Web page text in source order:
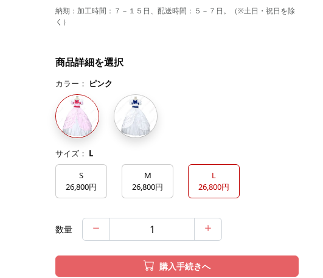
納期：加工時間：７－１５日、配送時間：５－７日。（※土日・祝日を除
く）
商品詳細を選択
カラー： ピンク
サイズ： L
S
26,800円
M
26,800円
L
26,800円
数量
購入手続きへ